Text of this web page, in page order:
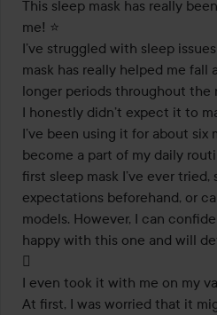
5
This sleep mask has really
me! ⭐️
I’ve struggled with sleep
mask has really helped me fall
longer periods throughout the
I honestly didn’t expect it to
I’ve been using it for about six
become a part of my daily
first sleep mask I’ve ever tried,
expectations beforehand, or
models. However, I can
happy with this one and will
✨
I even took it with me on my
At first, I was worried that it